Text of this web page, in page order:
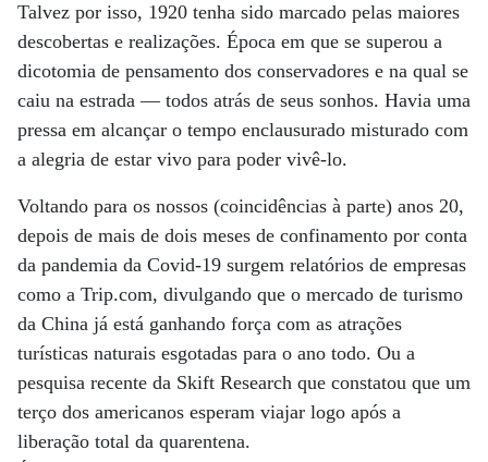
Talvez por isso, 1920 tenha sido marcado pelas maiores
descobertas e realizações. Época em que se superou a
dicotomia de pensamento dos conservadores e na qual se
caiu na estrada — todos atrás de seus sonhos. Havia uma
pressa em alcançar o tempo enclausurado misturado com
a alegria de estar vivo para poder vivê-lo.
Voltando para os nossos (coincidências à parte) anos 20,
depois de mais de dois meses de confinamento por conta
da pandemia da Covid-19 surgem relatórios de empresas
como a Trip.com, divulgando que o mercado de turismo
da China já está ganhando força com as atrações
turísticas naturais esgotadas para o ano todo. Ou a
pesquisa recente da Skift Research que constatou que um
terço dos americanos esperam viajar logo após a
liberação total da quarentena.